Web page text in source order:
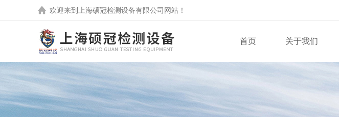
欢迎来到 上海硕冠检测设备有限公司 网站！
首页 关于我们